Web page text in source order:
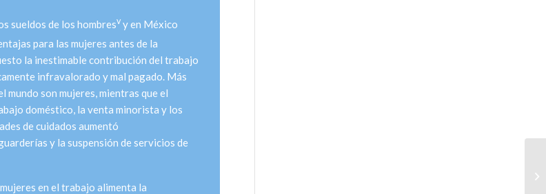
sueldos de los hombresv y en México
para las mujeres antes de la
la inestimable contribución del trabajo
infravalorado y mal pagado. Más
mundo son mujeres, mientras que el
doméstico, la venta minorista y los
de cuidados aumentó
y la suspensión de servicios de
en el trabajo alimenta la